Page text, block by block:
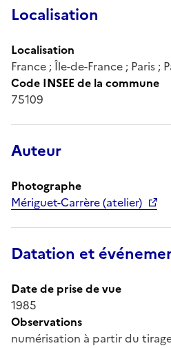
Localisation
Localisation
France ; Île-de-France ; Paris ;
Code INSEE de la commune
75109
Auteur
Photographe
Mériguet-Carrère (atelier)
Datation et
Date de prise de vue
1985
Observations
numérisation à partir du